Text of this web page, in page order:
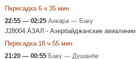
Пересадка 6 ч 35 мин
22:55 — 02:25 Анкара — Баку
J28004 АЗАЛ - Азербайджанские авиалинии
Пересадка 18 ч 55 мин
21:20 — 00:55 Баку — Душанбе